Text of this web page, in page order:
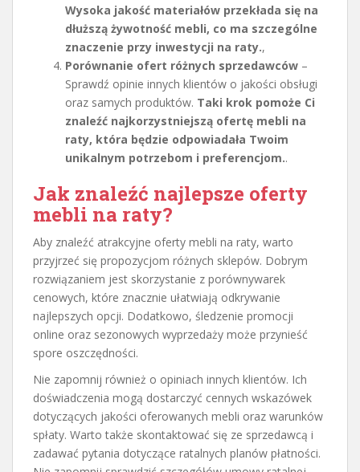
Wysoka jakość materiałów przekłada się na
dłuższą żywotność mebli, co ma szczególne
znaczenie przy inwestycji na raty.,
Porównanie ofert różnych sprzedawców –
Sprawdź opinie innych klientów o jakości obsługi
oraz samych produktów. Taki krok pomoże Ci
znaleźć najkorzystniejszą ofertę mebli na
raty, która będzie odpowiadała Twoim
unikalnym potrzebom i preferencjom..
Jak znaleźć najlepsze oferty
mebli na raty?
Aby znaleźć atrakcyjne oferty mebli na raty, warto
przyjrzeć się propozycjom różnych sklepów. Dobrym
rozwiązaniem jest skorzystanie z porównywarek
cenowych, które znacznie ułatwiają odkrywanie
najlepszych opcji. Dodatkowo, śledzenie promocji
online oraz sezonowych wyprzedaży może przynieść
spore oszczędności.
Nie zapomnij również o opiniach innych klientów. Ich
doświadczenia mogą dostarczyć cennych wskazówek
dotyczących jakości oferowanych mebli oraz warunków
spłaty. Warto także skontaktować się ze sprzedawcą i
zadawać pytania dotyczące ratalnych planów płatności.